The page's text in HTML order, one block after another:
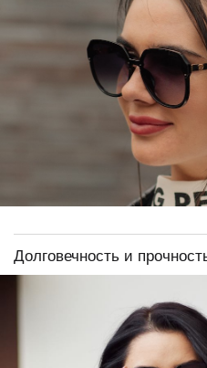
Долговечность и